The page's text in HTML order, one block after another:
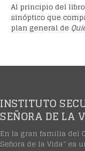
Al principio del
sinóptico que
plan general de
INSTITUTO
SEÑORA DE LA
En la gran familia del
Señora de la Vida” es